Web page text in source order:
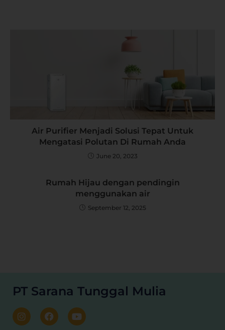
Air Purifier Menjadi Solusi Tepat Untuk
Mengatasi Polutan Di Rumah Anda
June 20, 2023
Rumah Hijau dengan pendingin
menggunakan air
September 12, 2025
PT Sarana Tunggal Mulia